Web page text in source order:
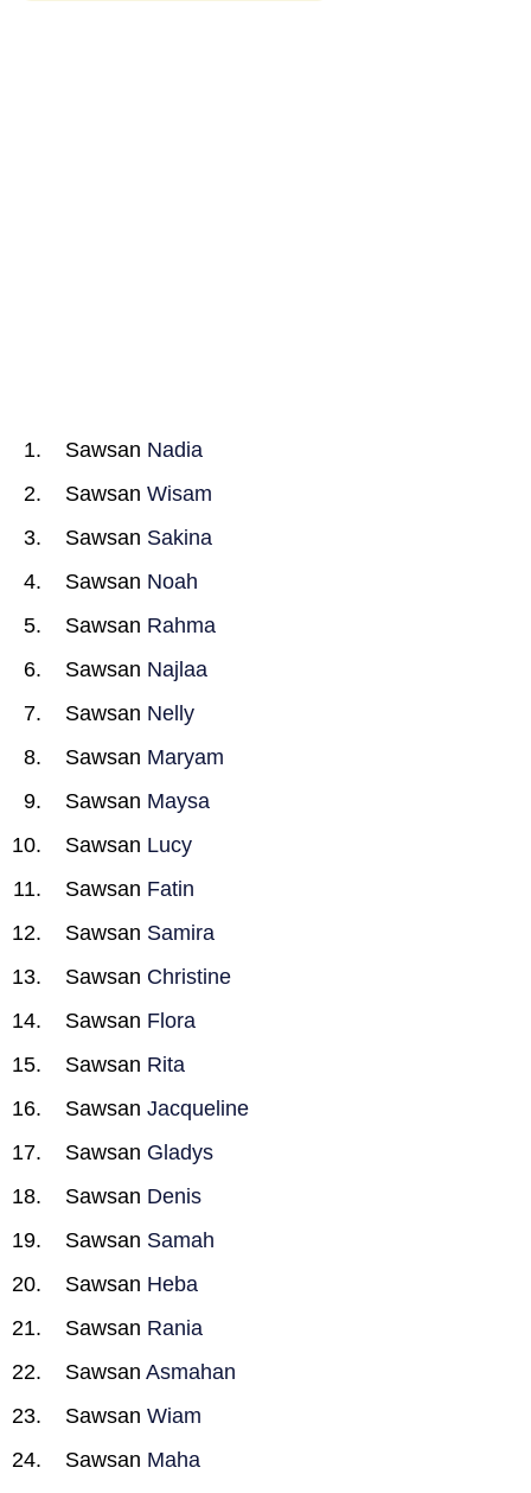
Sawsan Nadia
Sawsan Wisam
Sawsan Sakina
Sawsan Noah
Sawsan Rahma
Sawsan Najlaa
Sawsan Nelly
Sawsan Maryam
Sawsan Maysa
Sawsan Lucy
Sawsan Fatin
Sawsan Samira
Sawsan Christine
Sawsan Flora
Sawsan Rita
Sawsan Jacqueline
Sawsan Gladys
Sawsan Denis
Sawsan Samah
Sawsan Heba
Sawsan Rania
Sawsan Asmahan
Sawsan Wiam
Sawsan Maha